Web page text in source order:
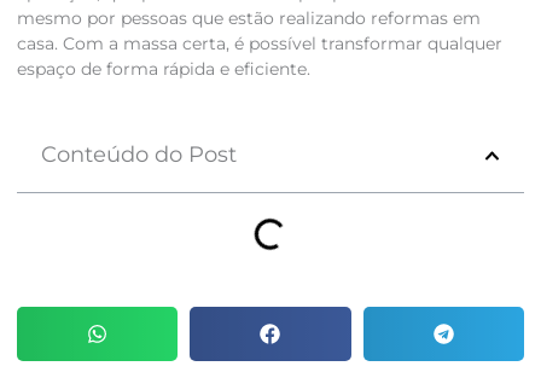
mesmo por pessoas que estão realizando reformas em
casa. Com a massa certa, é possível transformar qualquer
espaço de forma rápida e eficiente.
Conteúdo do Post